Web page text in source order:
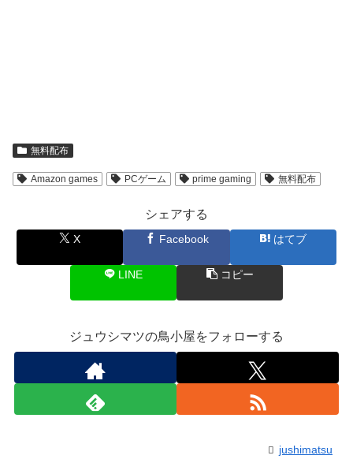
無料配布
Amazon games PCゲーム prime gaming 無料配布
シェアする
X Facebook はてブ
LINE コピー
ジュウシマツの鳥小屋をフォローする
jushimatsu